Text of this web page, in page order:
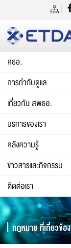
คธอ.
การกำกับดูแล
เกี่ยวกับ สพธอ.
บริการของเรา
คลังความรู้
ข่าวสารและกิจกรรม
ติดต่อเรา
กฎหมาย ที่เกี่ยวข้อง